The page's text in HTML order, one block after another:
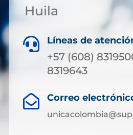
Huila
 Líneas de
+57 (608)
8319643
 Correo